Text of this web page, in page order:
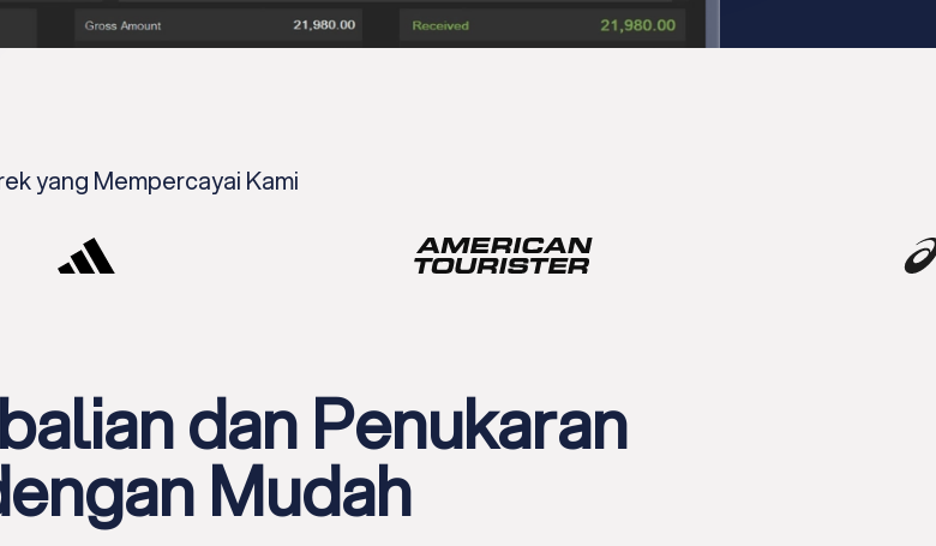
yang Mempercayai Kami
dan Penukaran
Mudah